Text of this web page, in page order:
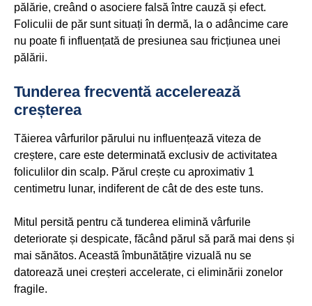
pălărie, creând o asociere falsă între cauză și efect.
Foliculii de păr sunt situați în dermă, la o adâncime care
nu poate fi influențată de presiunea sau fricțiunea unei
pălării.
Tunderea frecventă accelerează
creșterea
Tăierea vârfurilor părului nu influențează viteza de
creștere, care este determinată exclusiv de activitatea
foliculilor din scalp. Părul crește cu aproximativ 1
centimetru lunar, indiferent de cât de des este tuns.
Mitul persită pentru că tunderea elimină vârfurile
deteriorate și despicate, făcând părul să pară mai dens și
mai sănătos. Această îmbunătățire vizuală nu se
datorează unei creșteri accelerate, ci eliminării zonelor
fragile.